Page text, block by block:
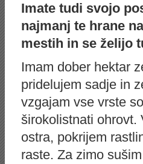
Imate tudi svojo
najmanj te hrane
mestih in se želijo
Imam dober hektar
pridelujem sadje in
vzgajam vse vrste
širokolistnati ohrovt.
ostra, pokrijem
raste. Za zimo